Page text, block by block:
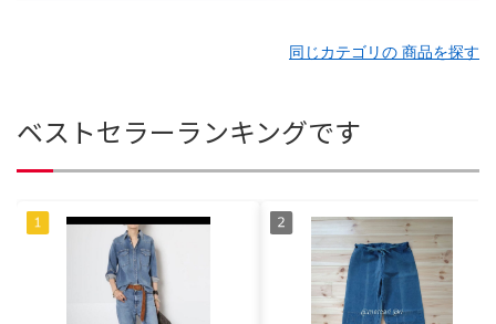
同じカテゴリの 商品を探す
ベストセラーランキングです